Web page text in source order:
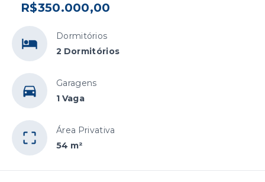
R$350.000,00
Dormitórios
2 Dormitórios
Garagens
1 Vaga
Área Privativa
54 m²